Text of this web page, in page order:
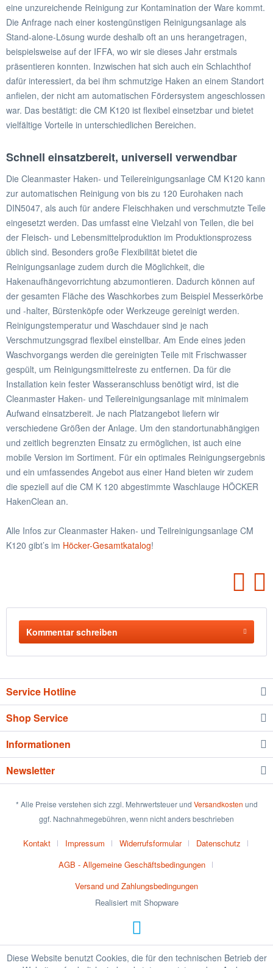
eine unzureichende Reinigung zur Kontamination der Ware kommt.
Die Anfrage nach einer kostengünstigen Reinigungsanlage als
Stand-alone-Lösung wurde deshalb oft an uns herangetragen,
beispielsweise auf der IFFA, wo wir sie dieses Jahr erstmals
präsentieren konnten. Inzwischen hat sich auch ein Schlachthof
dafür interessiert, da bei ihm schmutzige Haken an einem Standort
anfielen, der nicht am automatischen Fördersystem angeschlossen
war. Das bestätigt: die CM K120 ist flexibel einsetzbar und bietet
vielfältige Vorteile in unterschiedlichen Bereichen.
Schnell einsatzbereit, universell verwendbar
Die Cleanmaster Haken- und Teilereinigungsanlage CM K120 kann
zur automatischen Reinigung von bis zu 120 Eurohaken nach
DIN5047, als auch für andere Fleischhaken und verschmutzte Teile
eingesetzt werden. Das umfasst eine Vielzahl von Teilen, die bei
der Fleisch- und Lebensmittelproduktion im Produktionsprozess
üblich sind. Besonders große Flexibilität bietet die
Reinigungsanlage zudem durch die Möglichkeit, die
Hakenaufhängevorrichtung abzumontieren. Dadurch können auf
der gesamten Fläche des Waschkorbes zum Beispiel Messerkörbe
und -halter, Bürstenköpfe oder Werkzeuge gereinigt werden.
Reinigungstemperatur und Waschdauer sind je nach
Verschmutzungsgrad flexibel einstellbar. Am Ende eines jeden
Waschvorgangs werden die gereinigten Teile mit Frischwasser
gespült, um Reinigungsmittelreste zu entfernen. Da für die
Installation kein fester Wasseranschluss benötigt wird, ist die
Cleanmaster Haken- und Teilereinigungsanlage mit minimalem
Aufwand einsatzbereit. Je nach Platzangebot liefern wir
verschiedene Größen der Anlage. Um den standortunabhängigen
und zeitlich begrenzten Einsatz zu ermöglichen, ist auch eine
mobile Version im Sortiment. Für ein optimales Reinigungsergebnis
und ein umfassendes Angebot aus einer Hand bieten wir zudem
die speziell auf die CM K 120 abgestimmte Waschlauge HÖCKER
HakenClean an.
Alle Infos zur Cleanmaster Haken- und Teilreinigungsanlage CM
K120 gibt’s im Höcker-Gesamtkatalog!
Kommentar schreiben
Service Hotline
Shop Service
Informationen
Newsletter
* Alle Preise verstehen sich zzgl. Mehrwertsteuer und Versandkosten und
ggf. Nachnahmegebühren, wenn nicht anders beschrieben
Kontakt Impressum Widerrufsformular
Datenschutz
AGB - Allgemeine Geschäftsbedingungen
Versand und Zahlungsbedingungen
Realisiert mit Shopware
Diese Website benutzt Cookies, die für den technischen Betrieb der